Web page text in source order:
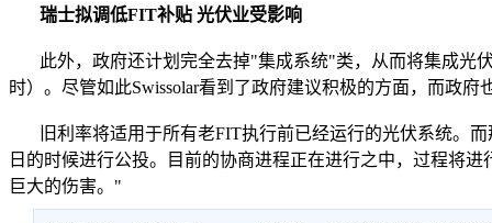
瑞士拟调低FIT补贴 光伏业受影响
此外，政府还计划完全去掉"集成系统"类，从而将集成光伏
时）。尽管如此Swissolar看到了政府建议积极的方面，而政
旧利率将适用于所有老FIT执行前已经运行的光伏系统。而
日的时候进行公投。目前的协商进程正在进行之中，过程将
巨大的伤害。"